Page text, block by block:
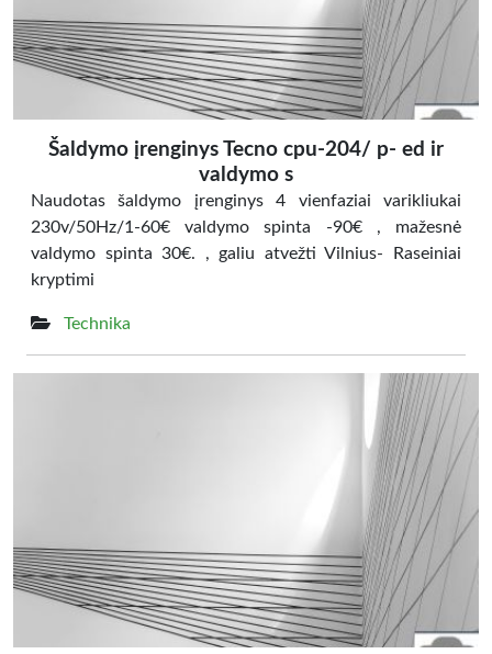
Šaldymo įrenginys Tecno cpu-204/ p- ed ir
valdymo s
Naudotas šaldymo įrenginys 4 vienfaziai varikliukai
230v/50Hz/1-60€ valdymo spinta -90€ , mažesnė
valdymo spinta 30€. , galiu atvežti Vilnius- Raseiniai
kryptimi
Technika